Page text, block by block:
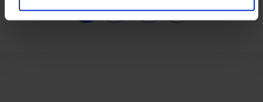
Page courante
1
Page
2
…
Next page
›
Dernière page
»